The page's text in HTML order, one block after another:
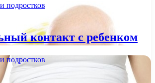
подростков
контакт с ребенком
подростков